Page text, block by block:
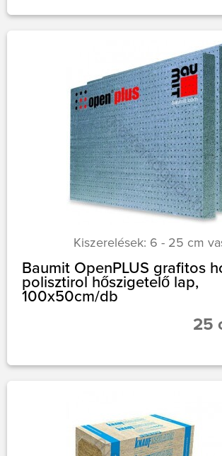
Kiszerelések: 6 - 25 cm
Baumit OpenPLUS grafitos
polisztirol hőszigetelő lap,
100x50cm/db
25